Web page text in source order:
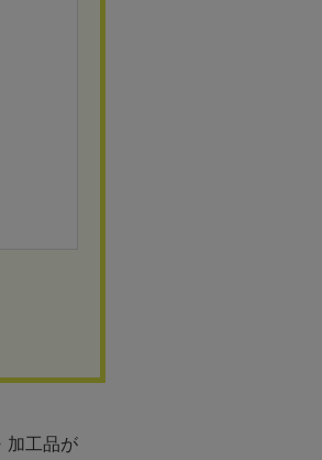
加工品が